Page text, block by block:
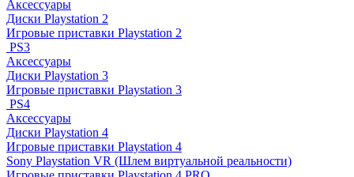
Аксессуары
Диски Playstation 2
Игровые приставки Playstation 2
PS3
Аксессуары
Диски Playstation 3
Игровые приставки Playstation 3
PS4
Аксессуары
Диски Playstation 4
Игровые приставки Playstation 4
Sony Playstation VR (Шлем виртуальной реальности)